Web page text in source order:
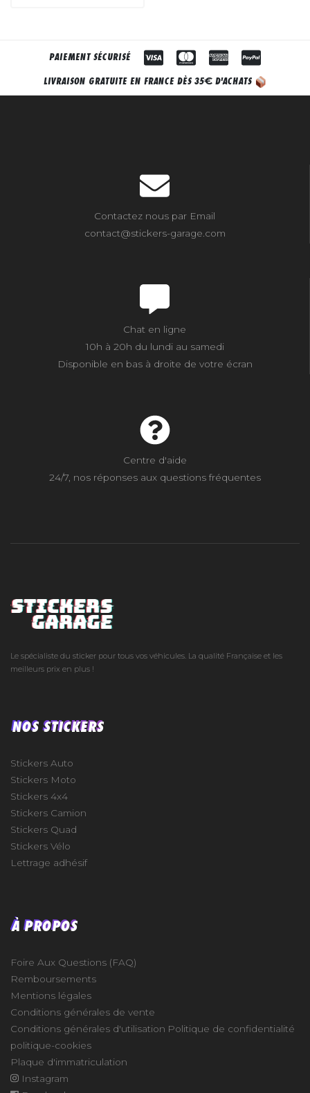
PAIEMENT SÉCURISÉ
LIVRAISON GRATUITE EN FRANCE DÈS 35€ D'ACHATS
Contactez nous par Email
contact@stickers-garage.com
Chat en ligne
10h à 20h du lundi au samedi
Disponible en bas à droite de votre écran
Centre d'aide
24/7, nos réponses aux questions fréquentes
Le spécialiste du sticker pour tous vos véhicules. La qualité Française et les
meilleurs prix en plus !
NOS STICKERS
Stickers Auto
Stickers Moto
Stickers 4x4
Stickers Camion
Stickers Quad
Stickers Vélo
Lettrage adhésif
À PROPOS
Foire Aux Questions (FAQ)
Remboursements
Mentions légales
Conditions générales de vente
Conditions générales d'utilisation Politique de confidentialité
politique-cookies
Plaque d'immatriculation
Instagram